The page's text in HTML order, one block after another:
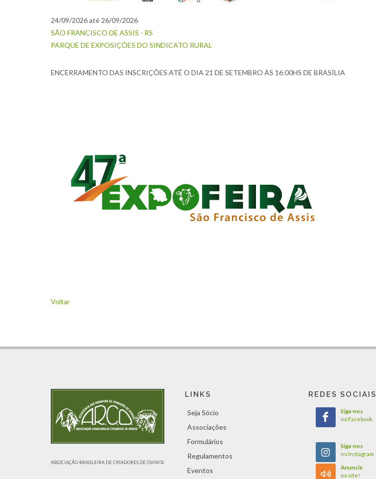
24/09/2026 até 26/09/2026
SÃO FRANCISCO DE ASSIS - RS
PARQUE DE EXPOSIÇÕES DO SINDICATO RURAL
ENCERRAMENTO DAS INSCRIÇÕES ATÉ O DIA 21 DE SETEMBRO ÀS 16:00HS DE BRASÍLIA
Voltar
ASSOCIAÇÃO BRASILEIRA DE CRIADORES DE OVINOS
LINKS
Seja Sócio
Associações
Formulários
Regulamentos
Eventos
REDES SOCIAIS
Siga-nos
no Facebook
Siga-nos
no Instagram
Anuncie
no site!